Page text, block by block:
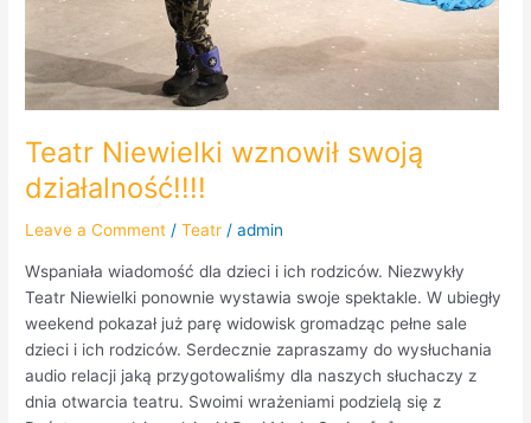
Teatr Niewielki wznowił swoją
działalność!!!!
Leave a Comment /Teatr /admin
Wspaniała wiadomość dla dzieci i ich rodziców. Niezwykły
Teatr Niewielki ponownie wystawia swoje spektakle. W ubiegły
weekend pokazał już parę widowisk gromadząc pełne sale
dzieci i ich rodziców. Serdecznie zapraszamy do wysłuchania
audio relacji jaką przygotowaliśmy dla naszych słuchaczy z
dnia otwarcia teatru. Swoimi wrażeniami podzielą się z